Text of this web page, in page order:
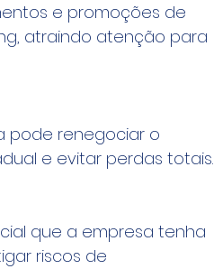
e promoções de
atraindo atenção para
pode renegociar o
e evitar perdas totais.
que a empresa tenha
riscos de